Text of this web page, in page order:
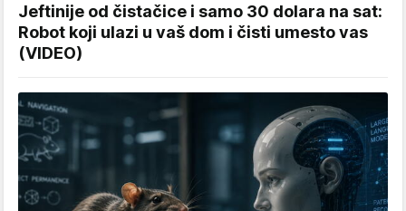
Jeftinije od čistačice i samo 30 dolara na sat:
Robot koji ulazi u vaš dom i čisti umesto vas
(VIDEO)